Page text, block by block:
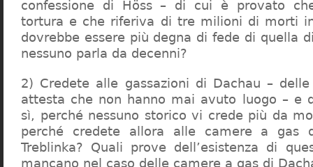
confessione di Höss – di cui è provato
tortura e che riferiva di tre milioni di morti
dovrebbe essere più degna di fede di quella
nessuno parla da decenni?
2) Credete alle gassazioni di Dachau –
attesta che non hanno mai avuto luogo – e
sì, perché nessuno storico vi crede più da
perché credete allora alle camere a gas
Treblinka? Quali prove dell’esistenza di
mancano nel caso delle camere a gas di